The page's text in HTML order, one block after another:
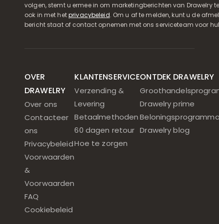
volgen, stemt u ermee in om marketingberichten van Drawelry
ook in met hetprivacybeleid. Om u af te melden, kunt u de
bericht staat of contact opnemen met ons serviceteam voor
OVER
DRAWELRY
Over ons
Contacteer
ons
Privacybeleid
Voorwaarden
&
Voorwaarden
FAQ
Cookiebeleid
KLANTENSERVICE
Verzending &
Levering
Betaalmethoden
60 dagen retour
Hoe te zorgen
ONTDEK DRAWELRY
Drawelry prime
Drawelry blog